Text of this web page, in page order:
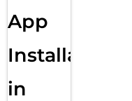
App
Installation
in